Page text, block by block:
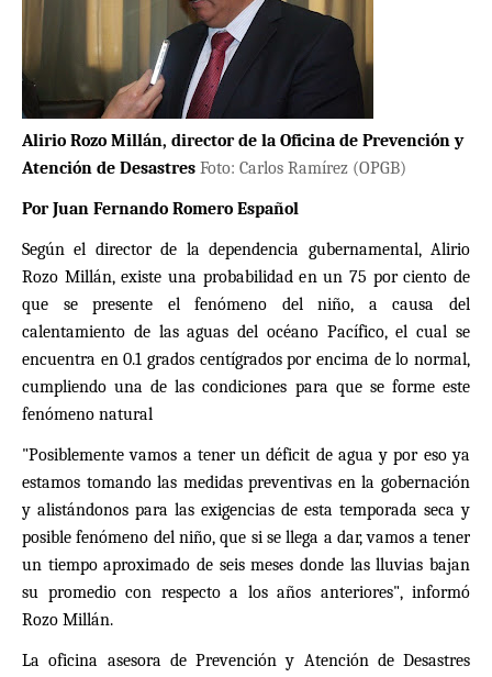
Alirio Rozo Millán, director de la Oficina de Prevención y
Atención de Desastres Foto: Carlos Ramírez (OPGB)
Por Juan Fernando Romero Español
Según el director de la dependencia gubernamental, Alirio
Rozo Millán, existe una probabilidad en un 75 por ciento de
que se presente el fenómeno del niño, a causa del
calentamiento de las aguas del océano Pacífico, el cual se
encuentra en 0.1 grados centígrados por encima de lo normal,
cumpliendo una de las condiciones para que se forme este
fenómeno natural
"Posiblemente vamos a tener un déficit de agua y por eso ya
estamos tomando las medidas preventivas en la gobernación
y alistándonos para las exigencias de esta temporada seca y
posible fenómeno del niño, que si se llega a dar, vamos a tener
un tiempo aproximado de seis meses donde las lluvias bajan
su promedio con respecto a los años anteriores", informó
Rozo Millán.
La oficina asesora de Prevención y Atención de Desastres